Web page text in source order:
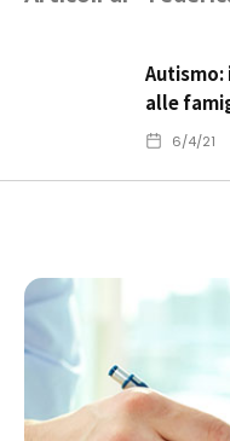
Autismo:
alle
6/4/21